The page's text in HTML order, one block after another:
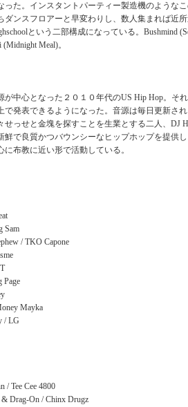
った。インスタントパーティー製造機のような
ダンスフロアーと早変わりし、数人集まれば近
という二部構成になっている。Bushmind
Meal)。
が中心となった２０１０年代のUS Hip Hop。そ
で発表できるようになった。音源は毎日更新さ
っせと金塊を探すことを生業とする二人、DJ
鮮で良質かつバウンシーなヒップホップを提供
布教に近い形で活動している。
Sam
/ TKO Capone
Page
Mayka
/ LG
/ Tee Cee 4800
& Drag-On / Chinx Drugz